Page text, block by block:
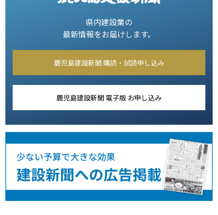
県内建設業の
最新情報をお届けします。
鹿児島建設新聞 購読・試読申し込み
鹿児島建設新聞 電子版 お申し込み